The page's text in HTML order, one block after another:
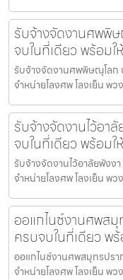
รับจ้างจัดงานศพพิ
จบในที่เดียว พร้อม
รับจ้างจัดงานศพพิษณุโลก
จำหน่ายโลงศพ โลงเย็น พ
รับจ้างจัดงานไว้อา
จบในที่เดียว พร้อม
รับจ้างจัดงานไว้อาลัยพัง
จำหน่ายโลงศพ โลงเย็น พ
ออแกไนซ์งานศพส
ครบจบในที่เดียว พ
ออแกไนซ์งานศพสมุทรปร
จำหน่ายโลงศพ โลงเย็น พ